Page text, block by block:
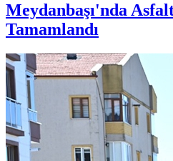
Meydanbaşı'nda
Tamamlandı